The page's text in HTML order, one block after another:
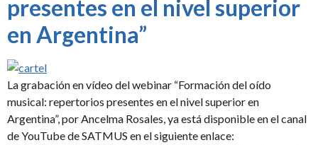
presentes en el nivel superior
en Argentina”
La grabación en vídeo del webinar “Formación del oído
musical: repertorios presentes en el nivel superior en
Argentina”, por Ancelma Rosales, ya está disponible en el canal
de YouTube de SATMUS en el siguiente enlace: